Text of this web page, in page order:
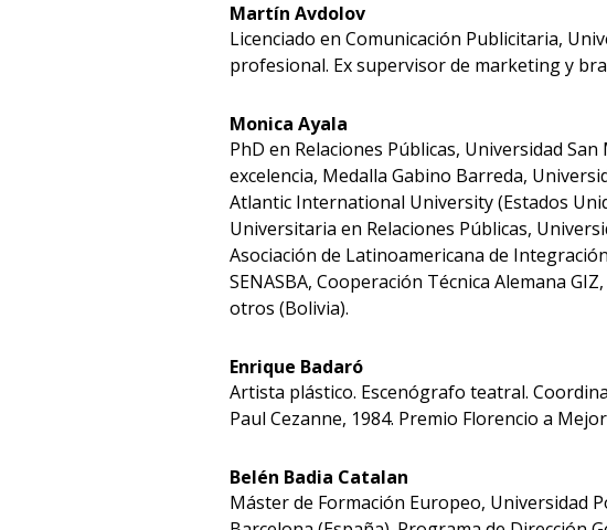
Martín Avdolov
Licenciado en Comunicación Publicitaria,
profesional. Ex supervisor de marketing y
Monica Ayala
PhD en Relaciones Públicas, Universidad
excelencia, Medalla Gabino Barreda,
Atlantic International University (Estados
Universitaria en Relaciones Públicas,
Asociación de Latinoamericana de
SENASBA, Cooperación Técnica Alemana
otros (Bolivia).
Enrique Badaró
Artista plástico. Escenógrafo teatral.
Paul Cezanne, 1984. Premio Florencio a
Belén Badia Catalan
Máster de Formación Europeo, Universidad